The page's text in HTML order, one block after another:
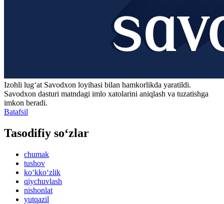
Izohli lugʻat Savodxon loyihasi bilan hamkorlikda yaratildi.
Savodxon dasturi matndagi imlo xatolarini aniqlash va tuzatishga
imkon beradi.
Batafsil
Tasodifiy so‘zlar
chumak
tushov
ko‘kko‘zlik
qiychuvlash
nishonlat
yutqazil